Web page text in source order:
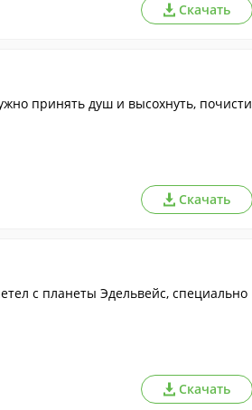
Скачать
принять душ и высохнуть, почисти
Скачать
с планеты Эдельвейс, специально
Скачать